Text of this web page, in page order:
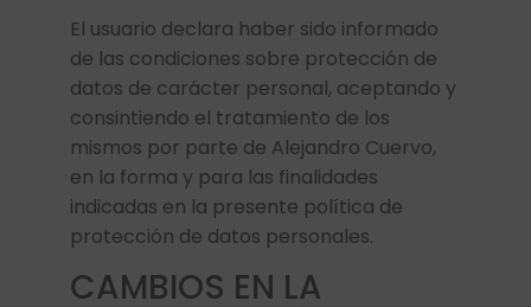
El usuario declara haber sido informado
de las condiciones sobre protección de
datos de carácter personal, aceptando y
consintiendo el tratamiento de los
mismos por parte de Alejandro Cuervo,
en la forma y para las finalidades
indicadas en la presente política de
protección de datos personales.
CAMBIOS EN LA